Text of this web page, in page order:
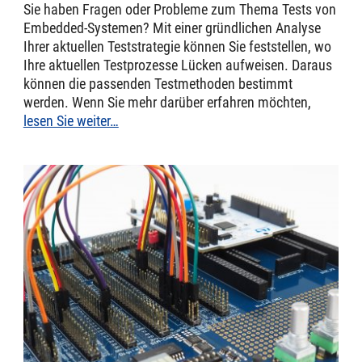
Sie haben Fragen oder Probleme zum Thema Tests von
Embedded-Systemen? Mit einer gründlichen Analyse
Ihrer aktuellen Teststrategie können Sie feststellen, wo
Ihre aktuellen Testprozesse Lücken aufweisen. Daraus
können die passenden Testmethoden bestimmt
werden. Wenn Sie mehr darüber erfahren möchten,
lesen Sie weiter…